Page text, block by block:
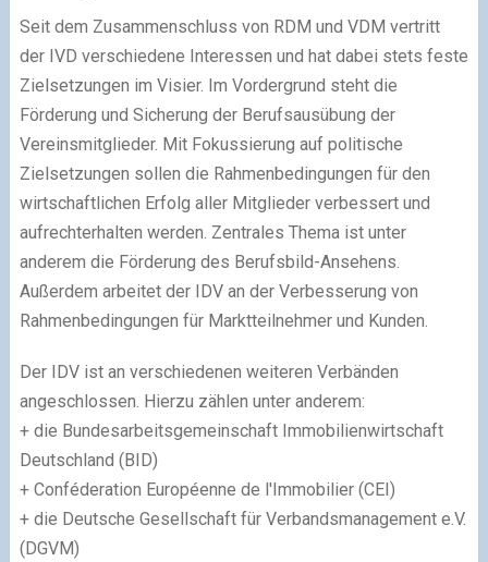
Seit dem Zusammenschluss von RDM und VDM vertritt
der IVD verschiedene Interessen und hat dabei stets feste
Zielsetzungen im Visier. Im Vordergrund steht die
Förderung und Sicherung der Berufsausübung der
Vereinsmitglieder. Mit Fokussierung auf politische
Zielsetzungen sollen die Rahmenbedingungen für den
wirtschaftlichen Erfolg aller Mitglieder verbessert und
aufrechterhalten werden. Zentrales Thema ist unter
anderem die Förderung des Berufsbild-Ansehens.
Außerdem arbeitet der IDV an der Verbesserung von
Rahmenbedingungen für Marktteilnehmer und Kunden.
Der IDV ist an verschiedenen weiteren Verbänden
angeschlossen. Hierzu zählen unter anderem:
+ die Bundesarbeitsgemeinschaft Immobilienwirtschaft
Deutschland (BID)
+ Conféderation Européenne de l'Immobilier (CEI)
+ die Deutsche Gesellschaft für Verbandsmanagement e.V.
(DGVM)